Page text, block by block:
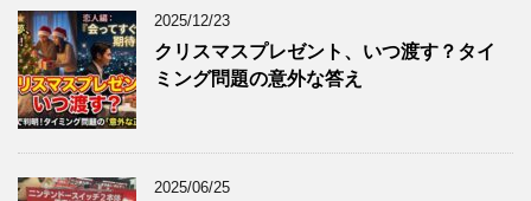
2025/12/23
クリスマスプレゼント、いつ渡す？タイ
ミング問題の意外な答え
2025/06/25